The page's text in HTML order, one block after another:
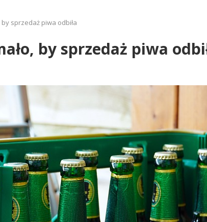
by sprzedaż piwa odbiła
by sprzedaż piwa